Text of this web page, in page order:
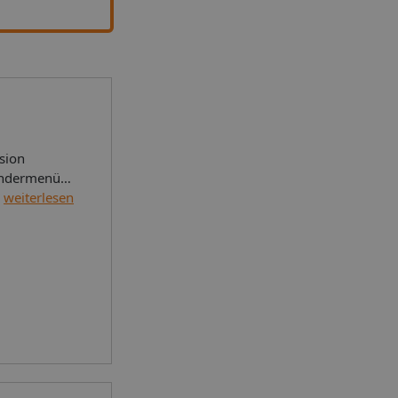
können
Zimmer
Für
weiterlesen